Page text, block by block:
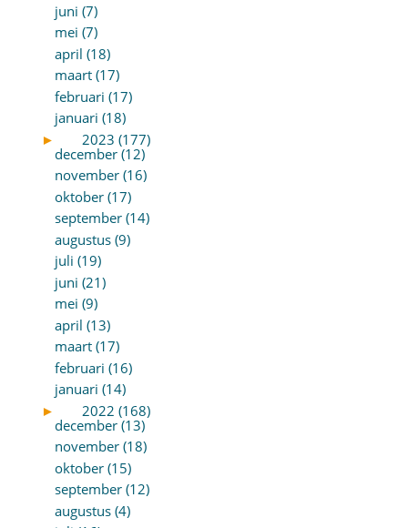
juni (7)
mei (7)
april (18)
maart (17)
februari (17)
januari (18)
►
2023 (177)
december (12)
november (16)
oktober (17)
september (14)
augustus (9)
juli (19)
juni (21)
mei (9)
april (13)
maart (17)
februari (16)
januari (14)
►
2022 (168)
december (13)
november (18)
oktober (15)
september (12)
augustus (4)